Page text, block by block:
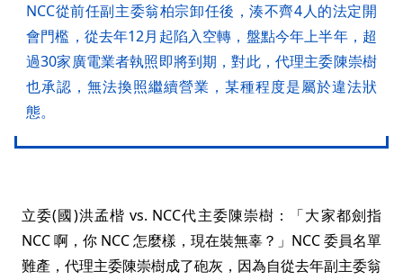
NCC從前任副主委翁柏宗卸任後，湊不齊4人的法定開
會門檻，從去年12月起陷入空轉，盤點今年上半年，超
過30家廣電業者執照即將到期，對此，代理主委陳崇樹
也承認，無法換照繼續營業，某種程度是屬於違法狀
態。
立委(國)洪孟楷 vs. NCC代主委陳崇樹：「大家都劍指
NCC 啊，你 NCC 怎麼樣，現在裝無辜？」NCC 委員名單
難產，代理主委陳崇樹成了砲灰，因為自從去年副主委翁